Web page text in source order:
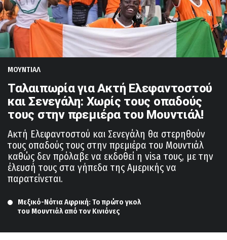
ΜΟΥΝΤΙΑΛ
Ταλαιπωρία για Ακτή Ελεφαντοστού
και Σενεγάλη: Χωρίς τους οπαδούς
τους στην πρεμιέρα του Μουντιάλ!
Ακτή Ελεφαντοστού και Σενεγάλη θα στερηθούν
τους οπαδούς τους στην πρεμιέρα του Μουντιάλ
καθώς δεν πρόλαβε να εκδοθεί η visa τους, με την
έλευσή τους στα γήπεδα της Αμερικής να
παρατείνεται.
Μεξικό-Νότια Αφρική: Το πρώτο γκολ
του Μουντιάλ από τον Κινιόνες